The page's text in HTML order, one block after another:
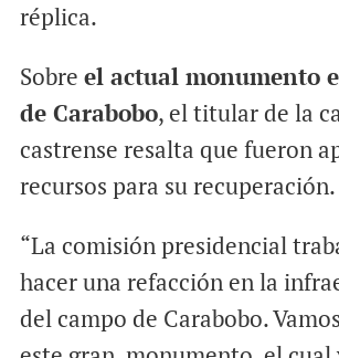
réplica.
Sobre el actual monumento
de Carabobo, el titular de la
castrense resalta que fueron
recursos para su recuperación.
“La comisión presidencial
hacer una refacción en la
del campo de Carabobo.